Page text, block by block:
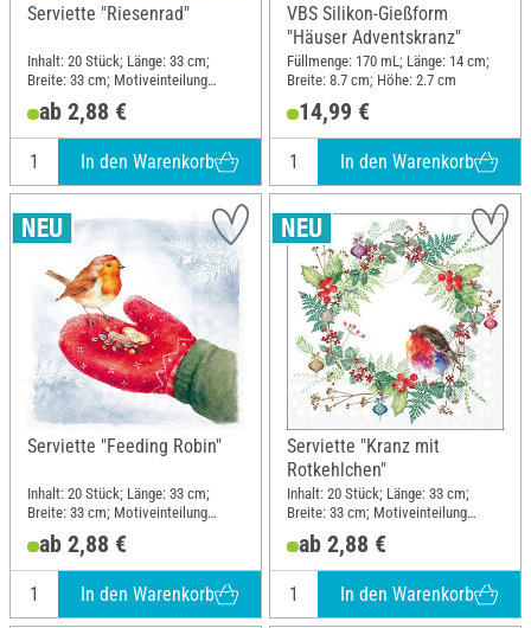
Serviette "Riesenrad"
Inhalt: 20 Stück; Länge: 33 cm;
Breite: 33 cm; Motiveinteilung
viertel Motiv; Material: Papier
ab 2,88 €
In den Warenkorb
VBS Silikon-Gießform
"Häuser Adventskranz"
Füllmenge: 170 mL; Länge: 14 cm;
Breite: 8.7 cm; Höhe: 2.7 cm
14,99 €
In den Warenkorb
Serviette "Feeding Robin"
Inhalt: 20 Stück; Länge: 33 cm;
Breite: 33 cm; Motiveinteilung
viertel Motiv; Material: Papier
ab 2,88 €
In den Warenkorb
Serviette "Kranz mit
Rotkehlchen"
Inhalt: 20 Stück; Länge: 33 cm;
Breite: 33 cm; Motiveinteilung
viertel Motiv; Material: Papier
ab 2,88 €
In den Warenkorb